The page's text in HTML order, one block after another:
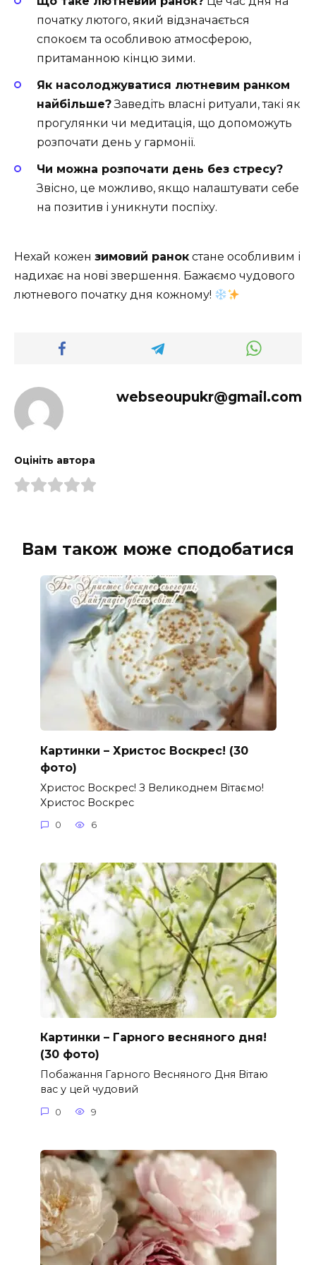
початку лютого, який відзначається
спокоєм та особливою атмосферою,
притаманною кінцю зими.
Як насолоджуватися лютневим ранком
найбільше?Заведіть власні ритуали, такі як
прогулянки чи медитація, що допоможуть
розпочати день у гармонії.
Чи можна розпочати день без стресу?
Звісно, це можливо, якщо налаштувати себе
на позитив і уникнути поспіху.
Нехай кожен зимовий ранок стане особливим і
надихає на нові звершення. Бажаємо чудового
лютневого початку дня кожному!
webseoupukr@gmail.com
Оцініть автора
Вам також може сподобатися
Картинки – Христос Воскрес! (30
фото)
Христос Воскрес! З Великоднем Вітаємо!
Христос Воскрес
0 6
Картинки – Гарного весняного дня!
(30 фото)
Побажання Гарного Весняного Дня Вітаю
вас у цей чудовий
0 9